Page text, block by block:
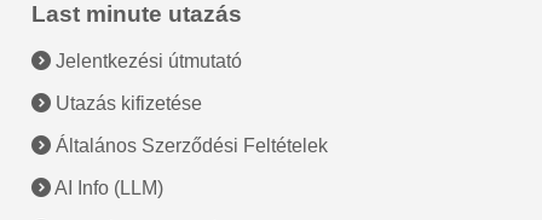
Last minute utazás
Jelentkezési útmutató
Utazás kifizetése
Általános Szerződési Feltételek
AI Info (LLM)